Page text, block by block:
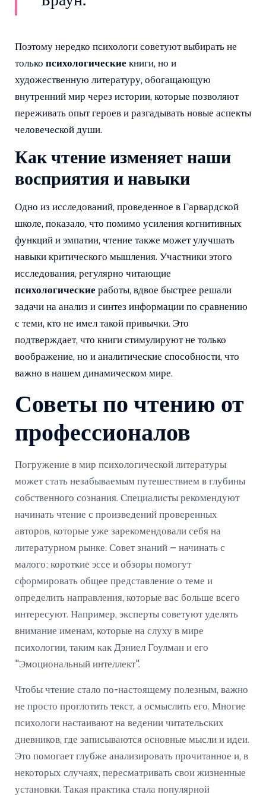
Поэтому нередко психологи советуют выбирать не
только психологические книги, но и
художественную литературу, обогащающую
внутренний мир через истории, которые позволяют
переживать опыт героев и разгадывать новые аспекты
человеческой души.
Как чтение изменяет наши
восприятия и навыки
Одно из исследований, проведенное в Гарвардской
школе, показало, что помимо усиления когнитивных
функций и эмпатии, чтение также может улучшать
навыки критического мышления. Участники этого
исследования, регулярно читающие
психологические работы, вдвое быстрее решали
задачи на анализ и синтез информации по сравнению
с теми, кто не имел такой привычки. Это
подтверждает, что книги стимулируют не только
воображение, но и аналитические способности, что
важно в нашем динамическом мире.
Советы по чтению от
профессионалов
Погружение в мир психологической литературы
может стать незабываемым путешествием в глубины
собственного сознания. Специалисты рекомендуют
начинать чтение с произведений проверенных
авторов, которые уже зарекомендовали себя на
литературном рынке. Совет знаний – начинать с
малого: короткие эссе и обзоры помогут
сформировать общее представление о теме и
определить направления, которые вас больше всего
интересуют. Например, эксперты советуют уделять
внимание именам, которые на слуху в мире
психологии, таким как Дэниел Гоулман и его
"Эмоциональный интеллект".
Чтобы чтение стало по-настоящему полезным, важно
не просто проглотить текст, а осмыслить его. Многие
психологи настаивают на ведении читательских
дневников, где записываются основные мысли и идеи.
Это помогает глубже анализировать прочитанное и, в
некоторых случаях, пересматривать свои жизненные
установки. Такая практика стала популярной